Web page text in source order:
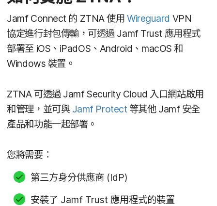
Jamf Connect 的 ZTNA使用 Wireguard VPN
協定​進行​封包​傳輸，​可​透過Jamf Trust 應​用​程式​
部署​至iOS 、 iPadOS 、 Android 、 macOS和
Windows 裝置。
ZTNA 可​透過Jamf Security Cloud 入口​網站​啟用​
和​管理，​並​可​與 Jamf Protect 等​其他Jamf 安全​
產品​和​功能​一起​部署。
您​將​需要：
第三​方​身​分​供​應商 (IdP)
安裝​了 Jamf Trust 應​用​程式​的​裝置